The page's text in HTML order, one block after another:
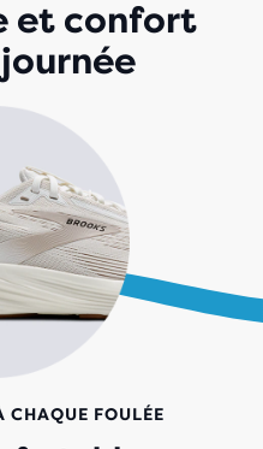
et confort
CHAQUE FOULÉE